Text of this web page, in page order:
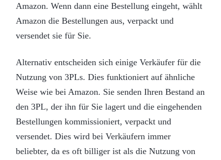
Amazon. Wenn dann eine Bestellung eingeht, wählt
Amazon die Bestellungen aus, verpackt und
versendet sie für Sie.
Alternativ entscheiden sich einige Verkäufer für die
Nutzung von 3PLs. Dies funktioniert auf ähnliche
Weise wie bei Amazon. Sie senden Ihren Bestand an
den 3PL, der ihn für Sie lagert und die eingehenden
Bestellungen kommissioniert, verpackt und
versendet. Dies wird bei Verkäufern immer
beliebter, da es oft billiger ist als die Nutzung von